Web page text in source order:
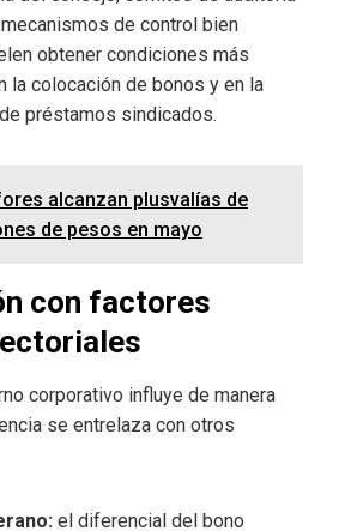
de control bien
obtener condiciones más
la colocación de bonos y en la
préstamos sindicados.
alcanzan plusvalías de
de pesos en mayo
con factores
corporativo influye de manera
se entrelaza con otros
el diferencial del bono